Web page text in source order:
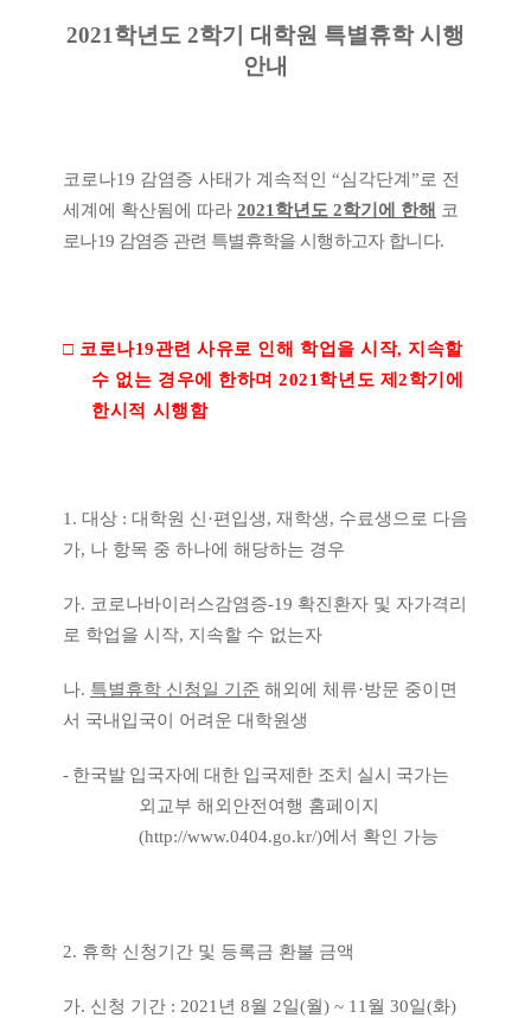
2021학년도 2학기 대학원 특별휴학 시행
안내
코로나19 감염증 사태가 계속적인 “심각단계 ”로 전
세계에 확산됨에 따라 2021학년도 2학기에 한해 코
로나19 감염증 관련 특별휴학을 시행하고자 합니다.
□ 코로나19관련 사유로 인해 학업을 시작,지속할
수 없는 경우에 한하며2021학년도 제2학기에
한시적 시행함
1. 대상 : 대학원 신·편입생, 재학생, 수료생으로 다음
가, 나 항목 중 하나에 해당하는 경우
가. 코로나바이러스감염증-19 확진환자 및 자가격리
로 학업을 시작, 지속할 수 없는자
나. 특별휴학 신청일 기준 해외에 체류·방문 중이면
서 국내입국이 어려운 대학원생
- 한국발 입국자에 대한 입국제한 조치 실시 국가는
외교부 해외안전여행 홈페이지
(http://www.0404.go.kr/)에서 확인 가능
2. 휴학 신청기간 및 등록금 환불 금액
가. 신청 기간 : 2021년 8월 2일(월) ~ 11월 30일(화)